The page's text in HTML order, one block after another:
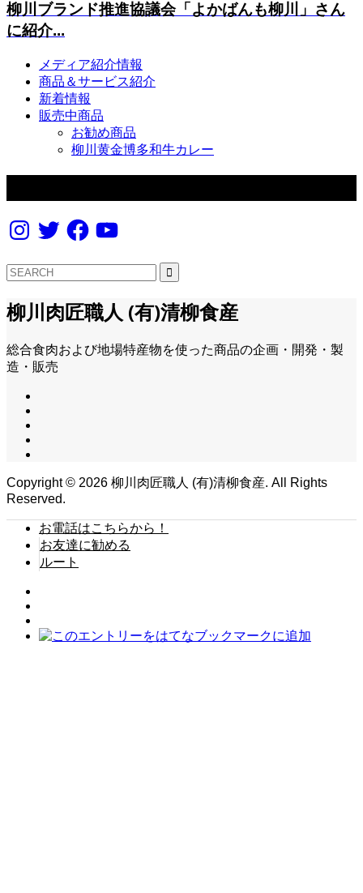
柳川ブランド推進協議会「よかばんも柳川」さん
に紹介...
メディア紹介情報
商品＆サービス紹介
新着情報
販売中商品
お勧め商品
柳川黄金博多和牛カレー
Instagram
TwitterFacebookYouTube
柳川肉匠職人 (有)清柳食産
総合食肉および地場特産物を使った商品の企画・開発・製
造・販売
Copyright © 2026 柳川肉匠職人 (有)清柳食産. All Rights
Reserved.
お電話はこちらから！
お友達に勧める
ルート